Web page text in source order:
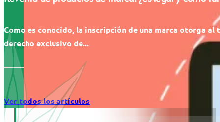
Como es conocido, la inscripción de una marca otorga al
derecho exclusivo de...
Ver todos los artículos